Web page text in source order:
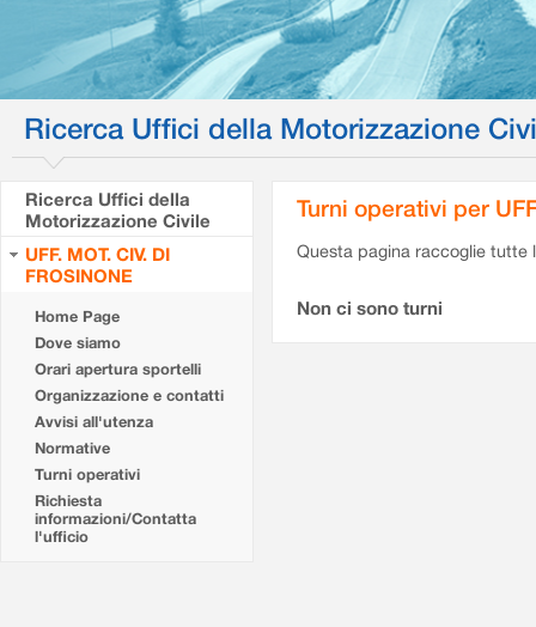
Ricerca Uffici della Motorizzazione
Ricerca Uffici della
Motorizzazione Civile
UFF. MOT. CIV. DI
FROSINONE
Home Page
Dove siamo
Orari apertura sportelli
Organizzazione e contatti
Avvisi all'utenza
Normative
Turni operativi
Richiesta
informazioni/Contatta
l'ufficio
Turni operativi per
Questa pagina raccoglie tutte
Non ci sono turni